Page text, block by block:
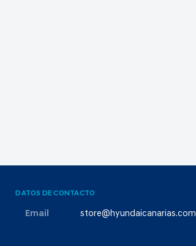
DATOS DE CONTACTO
Email store@hyundaicanarias.com